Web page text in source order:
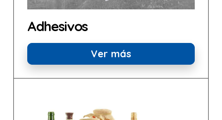
Adhesivos
Ver más